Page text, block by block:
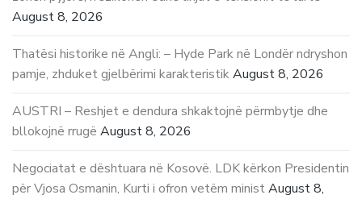
August 8, 2026
Thatësi historike në Angli: – Hyde Park në Londër ndryshon
pamje, zhduket gjelbërimi karakteristikAugust 8, 2026
AUSTRI – Reshjet e dendura shkaktojnë përmbytje dhe
bllokojnë rrugë August 8, 2026
Negociatat e dështuara në Kosovë. LDK kërkon Presidentin
për Vjosa Osmanin, Kurti i ofron vetëm ministAugust 8,